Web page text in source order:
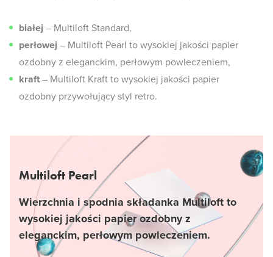
białej – Multiloft Standard,
perłowej – Multiloft Pearl to wysokiej jakości papier
ozdobny z eleganckim, perłowym powleczeniem,
kraft – Multiloft Kraft to wysokiej jakości papier
ozdobny przywołujący styl retro.
Multiloft Pearl
Wierzchnia i spodnia składanka Multiloft to
wysokiej jakości papier ozdobny z
eleganckim, perłowym powleczeniem.